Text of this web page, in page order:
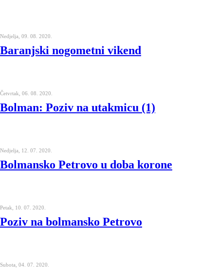
Nedjelja, 09. 08. 2020.
Baranjski nogometni vikend
Četvrtak, 06. 08. 2020.
Bolman: Poziv na utakmicu (1)
Nedjelja, 12. 07. 2020.
Bolmansko Petrovo u doba korone
Petak, 10. 07. 2020.
Poziv na bolmansko Petrovo
Subota, 04. 07. 2020.